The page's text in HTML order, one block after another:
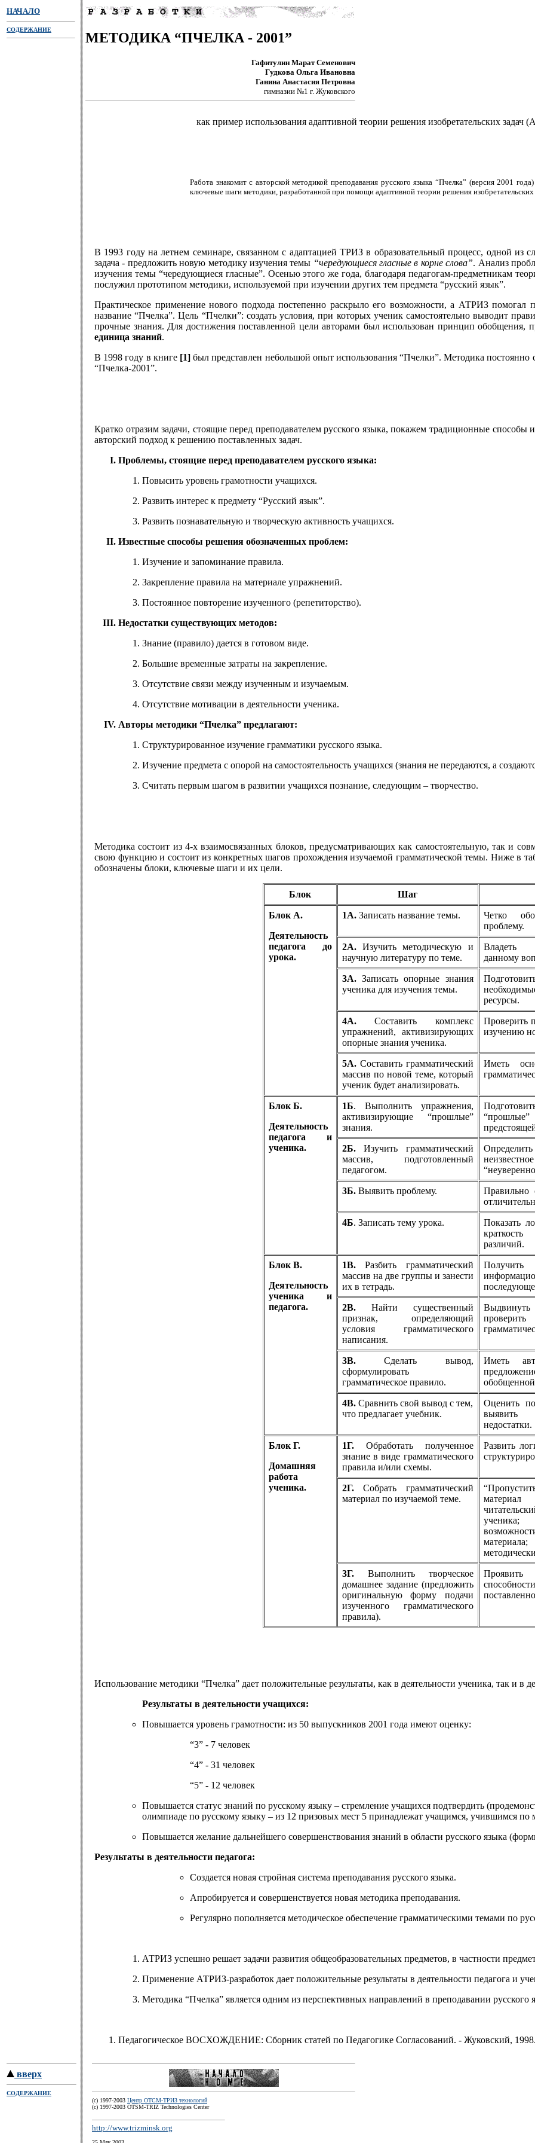
НАЧАЛО
СОДЕРЖАНИЕ
МЕТОДИКА “ПЧЕЛКА - 2001”
Гафитулин Марат Семенович
Гудкова Ольга Ивановна
Ганина Анастасия Петровна
гимназии №1 г. Жуковского
как пример использования адаптивной теории решения изобретательских задач
Работа знакомит с авторской методикой преподавания русского языка “Пчелка” (версия 2001
ключевые шаги методики, разработанной при помощи адаптивной теории решения изобретательских
В 1993 году на летнем семинаре, связанном с адаптацией ТРИЗ в образовательный процесс, одной из
задача - предложить новую методику изучения темы “чередующиеся гласные в корне слова”. Анализ
изучения темы “чередующиеся гласные”. Осенью этого же года, благодаря педагогам-предметникам
послужил прототипом методики, используемой при изучении других тем предмета “русский язык”.
Практическое применение нового подхода постепенно раскрыло его возможности, а АТРИЗ помогал
название “Пчелка”. Цель “Пчелки”: создать условия, при которых ученик самостоятельно выводит
прочные знания. Для достижения поставленной цели авторами был использован принцип обобщения,
единица знаний.
В 1998 году в книге [1]был представлен небольшой опыт использования “Пчелки”. Методика постоянно
“Пчелка-2001”.
Кратко отразим задачи, стоящие перед преподавателем русского языка, покажем традиционные
авторский подход к решению поставленных задач.
Проблемы, стоящие перед преподавателем русского языка:
Повысить уровень грамотности учащихся.
Развить интерес к предмету “Русский язык”.
Развить познавательную и творческую активность учащихся.
Известные способы решения обозначенных проблем:
Изучение и запоминание правила.
Закрепление правила на материале упражнений.
Постоянное повторение изученного (репетиторство).
Недостатки существующих методов:
Знание (правило) дается в готовом виде.
Большие временные затраты на закрепление.
Отсутствие связи между изученным и изучаемым.
Отсутствие мотивации в деятельности ученика.
Авторы методики “Пчелка” предлагают:
Структурированное изучение грамматики русского языка.
Изучение предмета с опорой на самостоятельность учащихся (знания не передаются, а
Считать первым шагом в развитии учащихся познание, следующим – творчество.
Методика состоит из 4-х взаимосвязанных блоков, предусматривающих как самостоятельную, так и
свою функцию и состоит из конкретных шагов прохождения изучаемой грамматической темы. Ниже в
обозначены блоки, ключевые шаги и их цели.
Блок Шаг
Блок А.
Деятельность
педагога до
урока.
1А.Записать название темы.
Четко
проблему.
2А.Изучить методическую и
научную литературу по теме.
Владеть
данному
3А.Записать опорные знания
ученика для изучения темы.
ресурсы.
4А.Составить комплекс
упражнений, активизирующих
опорные знания ученика.
Проверить
изучению
5А.Составить грамматический
массив по новой теме, который
ученик будет анализировать.
Иметь
Блок Б.
Деятельность
педагога и
ученика.
1Б. Выполнить упражнения,
активизирующие “прошлые”
знания.
2Б.Изучить грамматический
массив, подготовленный
педагогом.
3Б.Выявить проблему.
Правильно
4Б. Записать тему урока.
Показать
различий.
Блок В.
Деятельность
ученика и
педагога.
1В.Разбить грамматический
массив на две группы и занести
их в тетрадь.
2В.Найти существенный
признак, определяющий
условия грамматического
написания.
3В.Сделать вывод,
сформулировать
грамматическое правило.
Иметь
4В.Сравнить свой вывод с тем,
что предлагает учебник.
Оценить
выявить
недостатки.
Блок Г.
Домашняя
работа
ученика.
1Г.Обработать полученное
знание в виде грамматического
правила и/или схемы.
Развить
2Г.Собрать грамматический
материал по изучаемой теме.
материал
ученика;
3Г.Выполнить творческое
домашнее задание (предложить
оригинальную форму подачи
изученного грамматического
правила).
Использование методики “Пчелка” дает положительные результаты, как в деятельности ученика, так и в
Результаты в деятельности учащихся:
Повышается уровень грамотности: из 50 выпускников 2001 года имеют оценку:
“3” - 7 человек
“4” - 31 человек
“5” - 12 человек
Повышается статус знаний по русскому языку – стремление учащихся подтвердить
олимпиаде по русскому языку – из 12 призовых мест 5 принадлежат учащимся, учившимся по
Повышается желание дальнейшего совершенствования знаний в области русского языка
Результаты в деятельности педагога:
Создается новая стройная система преподавания русского языка.
Апробируется и совершенствуется новая методика преподавания.
Регулярно пополняется методическое обеспечение грамматическими темами по
АТРИЗ успешно решает задачи развития общеобразовательных предметов, в частности
Применение АТРИЗ-разработок дает положительные результаты в деятельности педагога и
Методика “Пчелка” является одним из перспективных направлений в преподавании русского
Педагогическое ВОСХОЖДЕНИЕ: Сборник статей по Педагогике Согласований. - Жуковский,
вверх
СОДЕРЖАНИЕ
(c) 1997-2003 Центр ОТСМ-ТРИЗ технологий
(с) 1997-2003 OTSM-TRIZ Technologies Center
http://www.trizminsk.org